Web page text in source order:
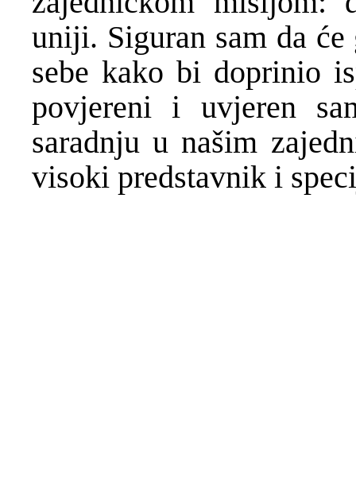
uniji. Siguran sam da
sebe kako bi doprinio
povjereni i uvjeren
saradnju u našim
visoki predstavnik i